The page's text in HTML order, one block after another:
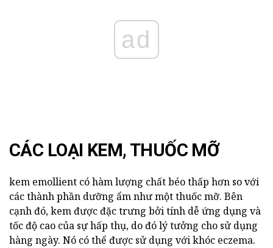
ad
CÁC LOẠI KEM, THUỐC MỠ
kem emollient có hàm lượng chất béo thấp hơn so với
các thành phần dưỡng ẩm như một thuốc mỡ. Bên
cạnh đó, kem được đặc trưng bởi tính dễ ứng dụng và
tốc độ cao của sự hấp thụ, do đó lý tưởng cho sử dụng
hàng ngày. Nó có thể được sử dụng với khóc eczema.